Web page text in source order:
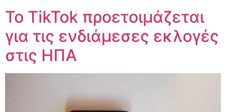
Το TikTok προετοιμάζεται
για τις ενδιάμεσες εκλογές
στις ΗΠΑ